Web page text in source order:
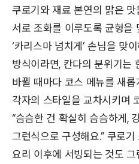
쿠로기와 재료 본연의 맑은
서로 조화를 이루도록 균형을
‘카리스마 넘치게’ 손님을 맞
방식이라면, 칸다의 분위기는
바뀔 때마다 코스 메뉴를 새
각자의 스타일을 교차시키며
“슴슴한 건 확실히 슴슴하게,
그런식으로 구성해요.” 쿠로
요리 이후에 서빙되는 것도